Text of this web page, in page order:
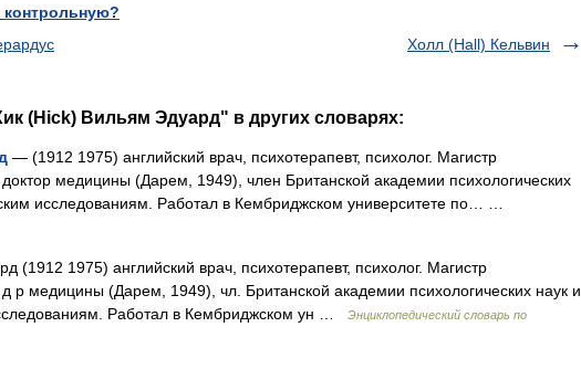
Холл (Hаll) Кельвин
(Hick) Вильям Эдуард" в других словарях:
— (1912 1975) английский врач, психотерапевт, психолог. Магистр
медицины (Дарем, 1949), член Британской академии психологических
исследованиям. Работал в Кембриджском университете по… …
(1912 1975) английский врач, психотерапевт, психолог. Магистр
р медицины (Дарем, 1949), чл. Британской академии психологических наук и
Работал в Кембриджском ун …
Энциклопедический словарь по